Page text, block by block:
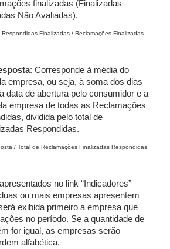
finalizadas (Finalizadas
Não Avaliadas).
Finalizadas / Reclamações Finalizadas
: Corresponde à média do
empresa, ou seja, à soma dos dias
data de abertura pelo consumidor e a
empresa de todas as Reclamações
dividida pelo total de
Respondidas.
/ Total de Reclamações Finalizadas Respondidas
no link “Indicadores” –
ou mais empresas apresentem
exibida primeiro a empresa que
no período. Se a quantidade de
for igual, as empresas serão
alfabética.